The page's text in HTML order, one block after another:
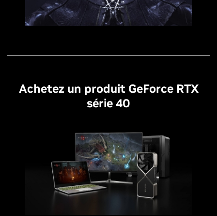
Achetez un produit GeForce RTX
série 40